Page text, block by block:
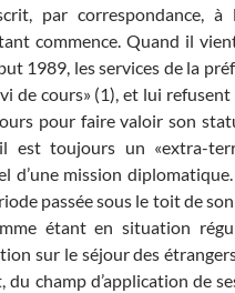
par correspondance, à
commence. Quand il
1989, les services de la
de cours» (1), et lui
pour faire valoir son
est toujours un «extra-
d’une mission
passée sous le toit de
étant en situation
sur le séjour des
du champ d’application de